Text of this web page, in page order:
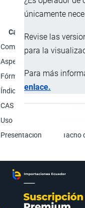
únicamente
Revise las
para la
Para más
enlace.
Característica
Composición (p/v)
Aspecto físico
Fórmula química
Índice de refracción
CAS
Uso
Presentación
Tacho